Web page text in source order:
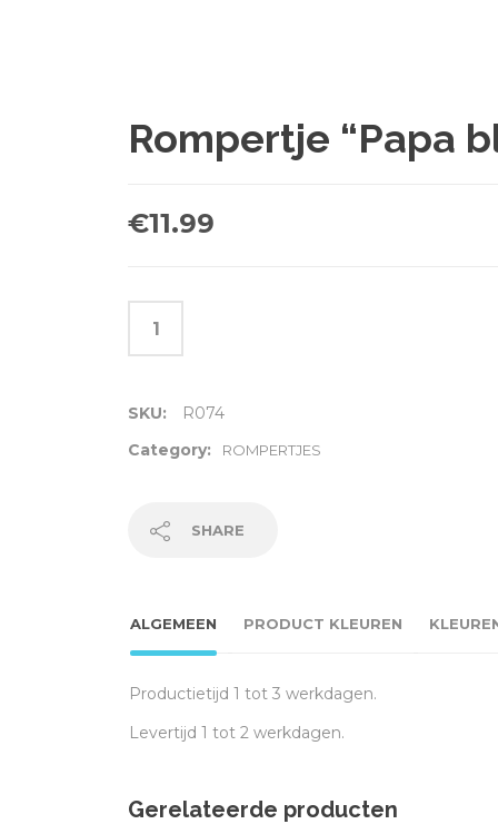
Rompertje “Papa
€11.99
SKU:
R074
Category:
ROMPERTJES
SHARE
ALGEMEEN PRODUCT KLEUREN
Productietijd 1 tot 3 werkdagen.
Levertijd 1 tot 2 werkdagen.
Gerelateerde producten